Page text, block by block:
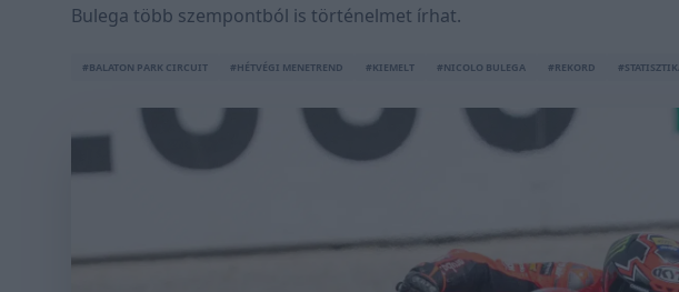
Bulega több szempontból is történelmet írhat.
#BALATON PARK CIRCUIT #HÉTVÉGI MENETREND #KIEMELT #NICOLO BULEGA #REKORD